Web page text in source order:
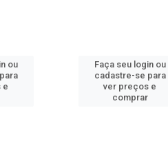
ou
e
Faça seu login ou
cadastre-se para
ver preços e
comprar